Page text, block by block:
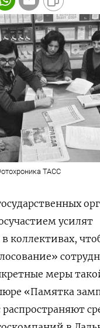
ТАСС
усилят
коллективах,
меры
«Памятка